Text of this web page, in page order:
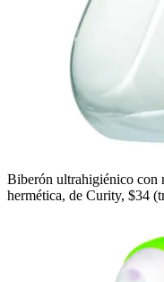
Biberón ultrahigiénico con
hermética, de Curity, $34